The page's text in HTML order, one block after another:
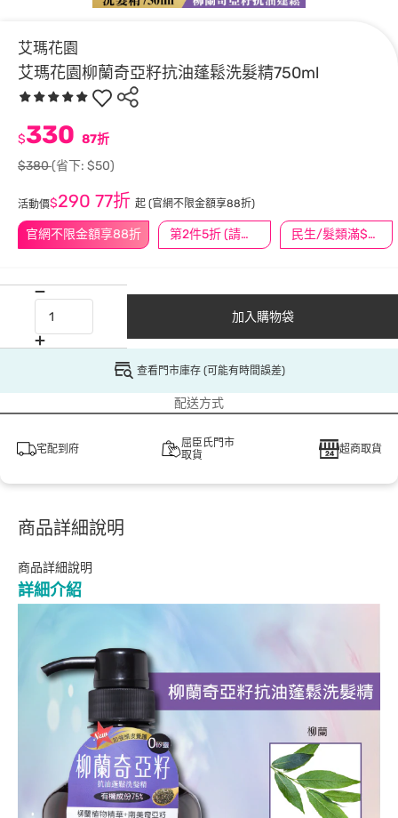
艾瑪花園
艾瑪花園柳蘭奇亞籽抗油蓬鬆洗髮精750ml
官網不限金額享88折 第2件5折 (請任選2件商品) 民生/髮類滿$388送舒潔冰巾
$330 87折
$380(省下: $50)
活動價$290 77折 起 (官網不限金額享88折)
加入購物袋
查看門市庫存 (可能有時間誤差)
配送方式
宅配到府
屈臣氏門市
取貨
超商取貨
商品詳細說明
商品詳細說明
詳細介紹